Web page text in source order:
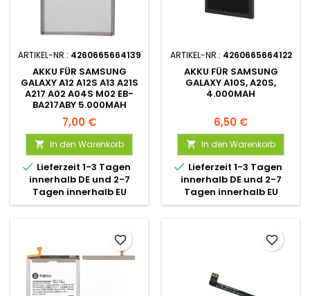
ARTIKEL-NR.: 4260665664139
AKKU FÜR SAMSUNG
GALAXY A12 A12S A13 A21S
A217 A02 A04S M02 EB-
BA217ABY 5.000MAH
7,00 €
 In den Warenkorb
 Lieferzeit 1-3 Tagen
innerhalb DE und 2-7
Tagen innerhalb EU
ARTIKEL-NR.: 4260665664122
AKKU FÜR SAMSUNG
GALAXY A10S, A20S,
4.000MAH
6,50 €
 In den Warenkorb
 Lieferzeit 1-3 Tagen
innerhalb DE und 2-7
Tagen innerhalb EU
favorite_border favorite_border